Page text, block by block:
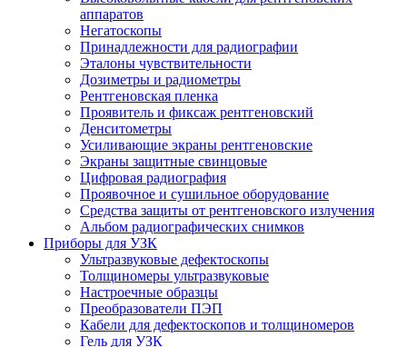
аппаратов
Негатоскопы
Принадлежности для радиографии
Эталоны чувствительности
Дозиметры и радиометры
Рентгеновская пленка
Проявитель и фиксаж рентгеновский
Денситометры
Усиливающие экраны рентгеновские
Экраны защитные свинцовые
Цифровая радиография
Проявочное и сушильное оборудование
Средства защиты от рентгеновского излучения
Альбом радиографических снимков
Приборы для УЗК
Ультразвуковые дефектоскопы
Толщиномеры ультразвуковые
Настроечные образцы
Преобразователи ПЭП
Кабели для дефектоскопов и толщиномеров
Гель для УЗК